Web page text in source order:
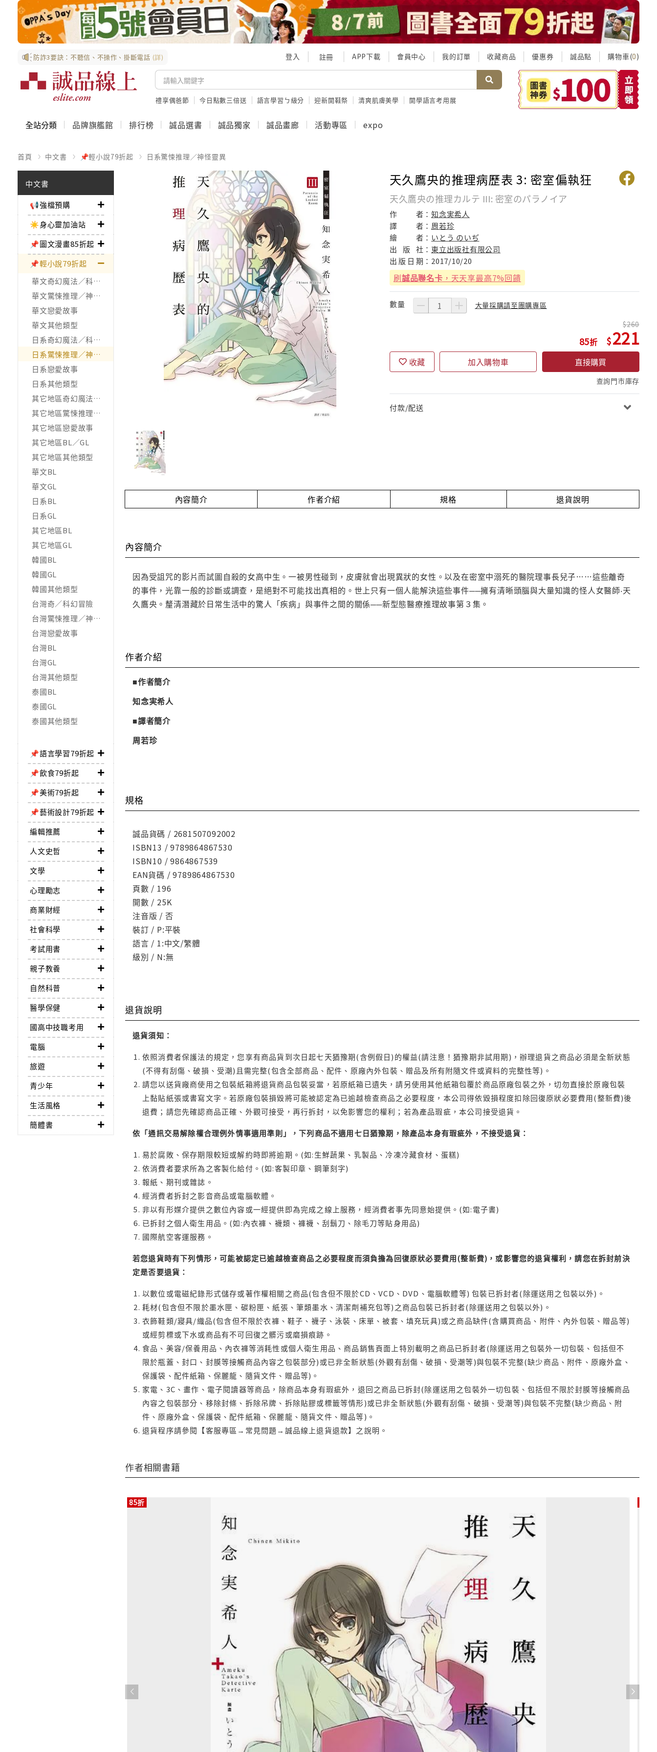
防詐3要訣：不聽信、不操作、掛斷電話 (詳) 登入 註冊 APP下載 會員中心 我的訂單 收藏商品 優惠券 誠品點 購物車(0)
禮享偶爸節 今日點數三倍送 語言學習ㄅ級分 迎新開鞋祭 清爽肌膚美學 開學語言考用展
全站分類 品牌旗艦館 排行榜 誠品選書 誠品獨家 誠品畫廊 活動專區 expo
首頁 中文書 📌輕小說79折起 日系驚悚推理／神怪靈異
中文書
📢強檔預購
☀️身心靈加油站
📌圖文漫畫85折起
📌輕小說79折起
華文奇幻魔法／科幻冒險
華文驚悚推理／神怪靈異
華文戀愛故事
華文其他類型
日系奇幻魔法／科幻冒險
日系驚悚推理／神怪靈異
日系戀愛故事
日系其他類型
其它地區奇幻魔法／科幻冒險
其它地區驚悚推理／神怪靈異
其它地區戀愛故事
其它地區BL／GL
其它地區其他類型
華文BL
華文GL
日系BL
日系GL
其它地區BL
其它地區GL
韓國BL
韓國GL
韓國其他類型
台灣奇／科幻冒險
台灣驚悚推理／神怪靈異
台灣戀愛故事
台灣BL
台灣GL
台灣其他類型
泰國BL
泰國GL
泰國其他類型
📌語言學習79折起
📌飲食79折起
📌美術79折起
📌藝術設計79折起
編輯推薦
人文史哲
文學
心理勵志
商業財經
社會科學
考試用書
親子教養
自然科普
醫學保健
國高中技職考用
電腦
旅遊
青少年
生活風格
簡體書
天久鷹央的推理病歷表 3: 密室偏執狂
天久鷹央の推理カルテ III: 密室のパラノイア
作 者：知念実希人
譯
者： 周若珍
繪
者： いとう のいぢ
出
版 社： 東立出版社有限公司
出 版 日 期： 2017/10/20
刷誠品聯名卡 ，天天享最高7%回饋
數量 大量採購請至團購專區
85
260
221
收藏 加入購物車 直接購買
查詢門市庫存
付款/配送
內容簡介 作者介紹 規格 退貨說明
內容簡介
因為受詛咒的影片而試圖自殺的女高中生。一被男性碰到，皮膚就會出現異狀的女性。以及在密室中溺死的醫院理事長兒子……這些離奇
的事件，光靠一般的診斷或調查，是絕對不可能找出真相的。世上只有一個人能解決這些事件──擁有清晰頭腦與大量知識的怪人女醫師‧天
久鷹央。釐清潛藏於日常生活中的驚人「疾病」與事件之間的關係──新型態醫療推理故事第３集。
作者介紹
■作者簡介
知念実希人
■譯者簡介
周若珍
規格
誠品貨碼 / 2681507092002
ISBN13 / 9789864867530
ISBN10 / 9864867539
EAN貨碼 / 9789864867530
頁數 / 196
開數 / 25K
注音版 / 否
裝訂 / P:平裝
語言 / 1:中文/繁體
級別 / N:無
退貨說明
退貨須知：
依照消費者保護法的規定，您享有商品貨到次日起七天猶豫期(含例假日)的權益(請注意！猶豫期非試用期)，辦理退貨之商品必須是全新狀態
(不得有刮傷、破損、受潮)且需完整(包含全部商品、配件、原廠內外包裝、贈品及所有附隨文件或資料的完整性等)。
請您以送貨廠商使用之包裝紙箱將退貨商品包裝妥當，若原紙箱已遺失，請另使用其他紙箱包覆於商品原廠包裝之外，切勿直接於原廠包裝
上黏貼紙張或書寫文字。若原廠包裝損毀將可能被認定為已逾越檢查商品之必要程度，本公司得依毀損程度扣除回復原狀必要費用(整新費)後
退費；請您先確認商品正確、外觀可接受，再行拆封，以免影響您的權利；若為產品瑕疵，本公司接受退貨。
依「通訊交易解除權合理例外情事適用準則」，下列商品不適用七日猶豫期，除產品本身有瑕疵外，不接受退貨：
易於腐敗、保存期限較短或解約時即將逾期。(如:生鮮蔬果、乳製品、冷凍冷藏食材、蛋糕)
依消費者要求所為之客製化給付。(如:客製印章、鋼筆刻字)
報紙、期刊或雜誌。
經消費者拆封之影音商品或電腦軟體。
非以有形媒介提供之數位內容或一經提供即為完成之線上服務，經消費者事先同意始提供。(如:電子書)
已拆封之個人衛生用品。(如:內衣褲、襪類、褲襪、刮鬍刀、除毛刀等貼身用品)
國際航空客運服務。
若您退貨時有下列情形，可能被認定已逾越檢查商品之必要程度而須負擔為回復原狀必要費用(整新費)，或影響您的退貨權利，請您在拆封前決
定是否要退貨：
以數位或電磁紀錄形式儲存或著作權相關之商品(包含但不限於CD、VCD、DVD、電腦軟體等) 包裝已拆封者(除運送用之包裝以外)。
耗材(包含但不限於墨水匣、碳粉匣、紙張、筆類墨水、清潔劑補充包等)之商品包裝已拆封者(除運送用之包裝以外)。
衣飾鞋類/寢具/織品(包含但不限於衣褲、鞋子、襪子、泳裝、床單、被套、填充玩具)或之商品缺件(含購買商品、附件、內外包裝、贈品等)
或經剪標或下水或商品有不可回復之髒污或磨損痕跡。
食品、美容/保養用品、內衣褲等消耗性或個人衛生用品、商品銷售頁面上特別載明之商品已拆封者(除運送用之包裝外一切包裝、包括但不
限於瓶蓋、封口、封膜等接觸商品內容之包裝部分)或已非全新狀態(外觀有刮傷、破損、受潮等)與包裝不完整(缺少商品、附件、原廠外盒、
保護袋、配件紙箱、保麗龍、隨貨文件、贈品等)。
家電、3C、畫作、電子閱讀器等商品，除商品本身有瑕疵外，退回之商品已拆封(除運送用之包裝外一切包裝、包括但不限於封膜等接觸商品
內容之包裝部分、移除封條、拆除吊牌、拆除貼膠或標籤等情形)或已非全新狀態(外觀有刮傷、破損、受潮等)與包裝不完整(缺少商品、附
件、原廠外盒、保護袋、配件紙箱、保麗龍、隨貨文件、贈品等)。
退貨程序請參閱【客服專區→常見問題→誠品線上退貨退款】之說明。
作者相關書籍
85折